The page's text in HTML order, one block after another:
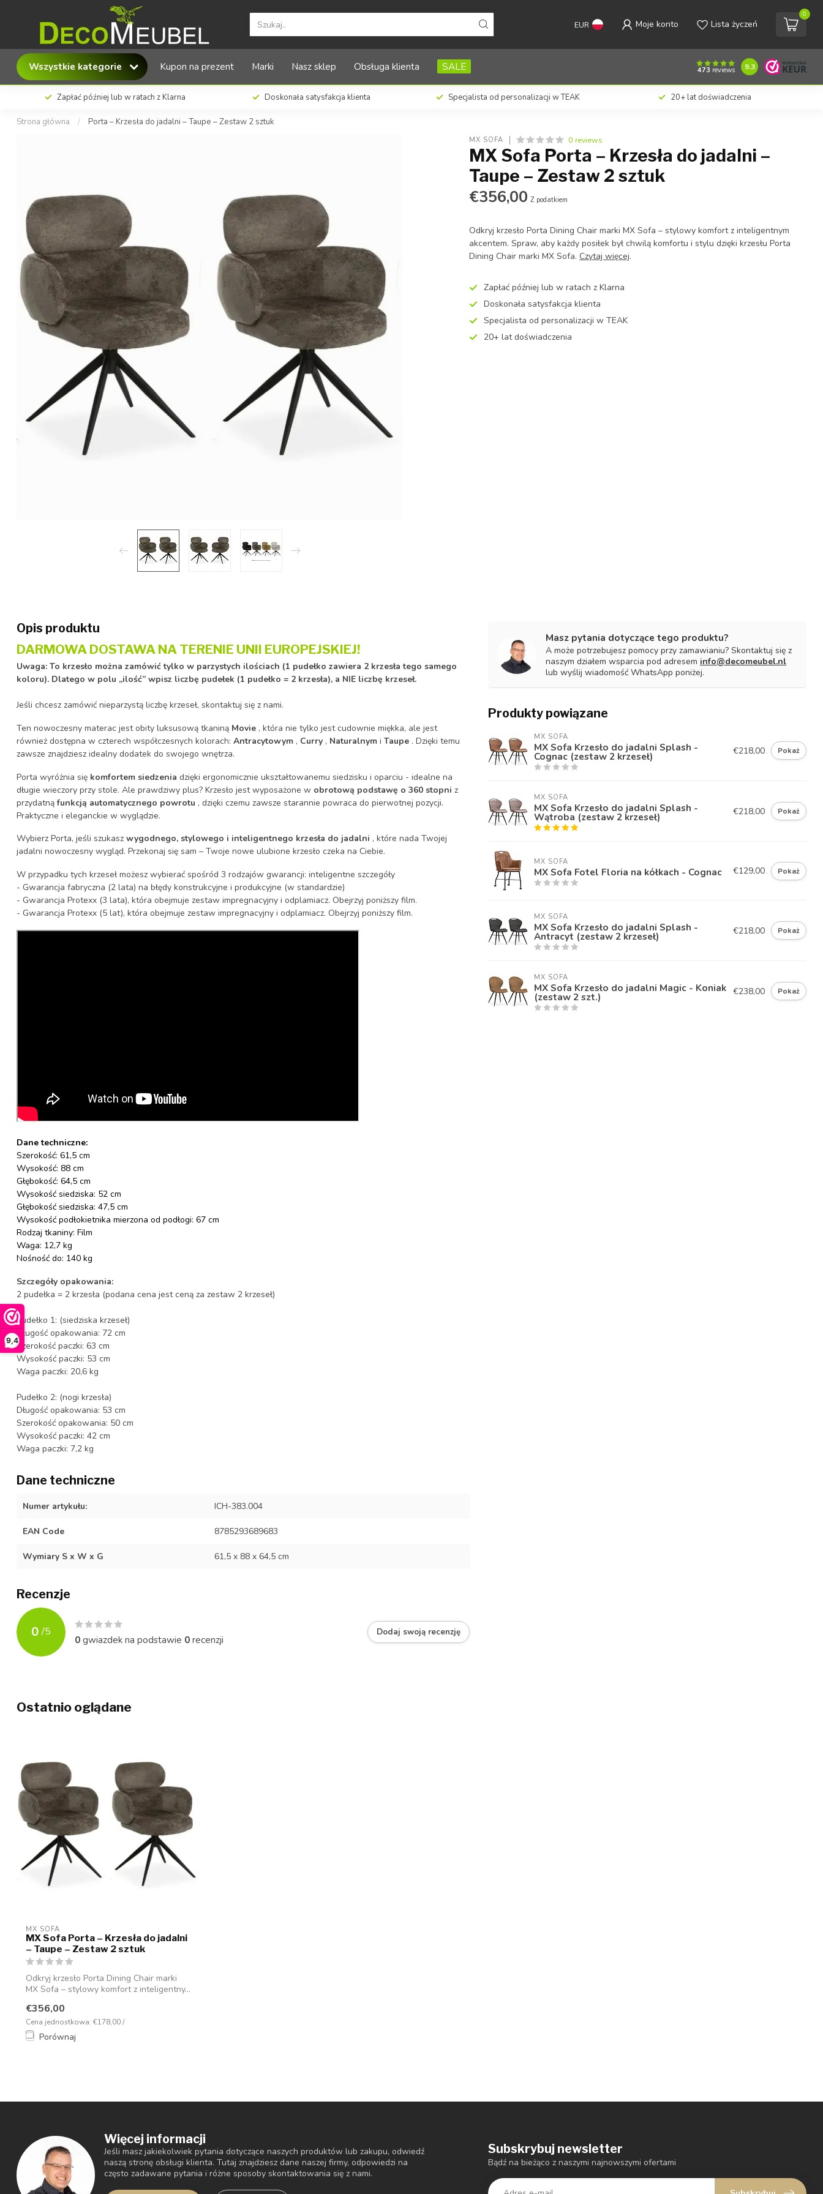
9,4
EUR Moje konto Lista życzeń
0
Wszystkie kategorie Kupon na prezent Marki Nasz sklep Obsługa klienta SALE 473 reviews 9.3
Zapłać później lub w ratach z Klarna Doskonała satysfakcja klienta Specjalista od personalizacji w TEAK 20+ lat doświadczenia
Strona główna / Porta – Krzesła do jadalni – Taupe – Zestaw 2 sztuk
MX Sofa Porta – Krzesła do jadalni – Taupe – Zestaw 2 sztuk
MX SOFA 0 reviews
MX Sofa Porta – Krzesła do jadalni –
Taupe – Zestaw 2 sztuk
€356,00 Z podatkiem
Odkryj krzesło Porta Dining Chair marki MX Sofa – stylowy komfort z inteligentnym
akcentem. Spraw, aby każdy posiłek był chwilą komfortu i stylu dzięki krzesłu Porta
Dining Chair marki MX Sofa.Czytaj więcej.
Zapłać później lub w ratach z Klarna
Doskonała satysfakcja klienta
Specjalista od personalizacji w TEAK
20+ lat doświadczenia
Opis produktu
DARMOWA DOSTAWA NA TERENIE UNII EUROPEJSKIEJ!
Uwaga: To krzesło można zamówić tylko w parzystych ilościach (1 pudełko zawiera 2 krzesła tego samego
koloru). Dlatego w polu „ilość” wpisz liczbę pudełek (1 pudełko = 2 krzesła), a NIE liczbę krzeseł.
Jeśli chcesz zamówić nieparzystą liczbę krzeseł, skontaktuj się z nami.
Ten nowoczesny materac jest obity luksusową tkaniną Movie , która nie tylko jest cudownie miękka, ale jest
również dostępna w czterech współczesnych kolorach: Antracytowym , Curry , Naturalnym i Taupe . Dzięki temu
zawsze znajdziesz idealny dodatek do swojego wnętrza.
Porta wyróżnia się komfortem siedzenia dzięki ergonomicznie ukształtowanemu siedzisku i oparciu - idealne na
długie wieczory przy stole. Ale prawdziwy plus? Krzesło jest wyposażone w obrotową podstawę o 360 stopni z
przydatnąfunkcją automatycznego powrotu , dzięki czemu zawsze starannie powraca do pierwotnej pozycji.
Praktyczne i eleganckie w wyglądzie.
Wybierz Porta, jeśli szukasz wygodnego, stylowego i inteligentnego krzesła do jadalni , które nada Twojej
jadalni nowoczesny wygląd. Przekonaj się sam – Twoje nowe ulubione krzesło czeka na Ciebie.
W przypadku tych krzeseł możesz wybierać spośród 3 rodzajów gwarancji: inteligentne szczegóły
- Gwarancja fabryczna (2 lata) na błędy konstrukcyjne i produkcyjne (w standardzie)
- Gwarancja Protexx (3 lata), która obejmuje zestaw impregnacyjny i odplamiacz. Obejrzyj poniższy film.
- Gwarancja Protexx (5 lat), która obejmuje zestaw impregnacyjny i odplamiacz. Obejrzyj poniższy film.
Dane techniczne:
Szerokość: 61,5 cm
Wysokość: 88 cm
Głębokość: 64,5 cm
Wysokość siedziska: 52 cm
Głębokość siedziska: 47,5 cm
Wysokość podłokietnika mierzona od podłogi: 67 cm
Rodzaj tkaniny: Film
Waga: 12,7 kg
Nośność do: 140 kg
Szczegóły opakowania:
2 pudełka = 2 krzesła (podana cena jest ceną za zestaw 2 krzeseł)
Pudełko 1: (siedziska krzeseł)
Długość opakowania: 72 cm
Szerokość paczki: 63 cm
Wysokość paczki: 53 cm
Waga paczki: 20,6 kg
Pudełko 2: (nogi krzesła)
Długość opakowania: 53 cm
Szerokość opakowania: 50 cm
Wysokość paczki: 42 cm
Waga paczki: 7,2 kg
Dane techniczne
Numer artykułu: ICH-383.004
EAN Code 8785293689683
Wymiary S x W x G 61,5 x 88 x 64,5 cm
Recenzje
0 /5
0gwiazdek na podstawie 0recenzji
Dodaj swoją recenzję
Masz pytania dotyczące tego produktu?
A może potrzebujesz pomocy przy zamawianiu? Skontaktuj się z
naszym działem wsparcia pod adresem info@decomeubel.nl
lub wyślij wiadomość WhatsApp poniżej.
Produkty powiązane
MX SOFA
MX Sofa Krzesło do jadalni Splash -
Cognac (zestaw 2 krzeseł) €218,00 Pokaż
MX SOFA
MX Sofa Krzesło do jadalni Splash -
Wątroba (zestaw 2 krzeseł) €218,00 Pokaż
MX SOFA
MX Sofa Fotel Floria na kółkach - Cognac €129,00 Pokaż
MX SOFA
MX Sofa Krzesło do jadalni Splash -
Antracyt (zestaw 2 krzeseł) €218,00 Pokaż
MX SOFA
MX Sofa Krzesło do jadalni Magic - Koniak
(zestaw 2 szt.) €238,00 Pokaż
Ostatnio oglądane
MX SOFA
MX Sofa Porta – Krzesła do jadalni
– Taupe – Zestaw 2 sztuk
Odkryj krzesło Porta Dining Chair marki
MX Sofa – stylowy komfort z inteligentny...
€356,00
Cena jednostkowa: €178,00 /
Porównaj
Więcej informacji
Jeśli masz jakiekolwiek pytania dotyczące naszych produktów lub zakupu, odwiedź
naszą stronę obsługi klienta. Tutaj znajdziesz dane naszej firmy, odpowiedzi na
często zadawane pytania i różne sposoby skontaktowania się z nami.
Subskrybuj newsletter
Bądź na bieżąco z naszymi najnowszymi ofertami